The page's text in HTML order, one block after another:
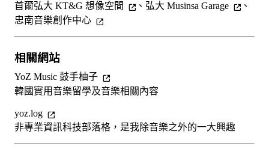
首爾弘大 KT&G 想像空間
、 弘大 Musinsa Garage
、
忠南音樂創作中心
相關網站
YoZ Music 鼓手柚子
韓國實用音樂留學及音樂相關內容
yoz.log
非專業資訊科技部落格，是我除音樂之外的一大興趣